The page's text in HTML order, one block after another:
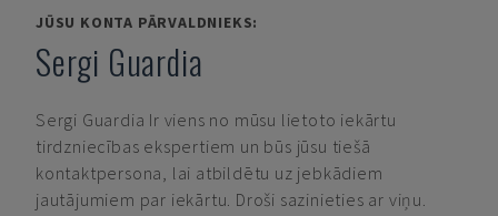
JŪSU KONTA PĀRVALDNIEKS:
Sergi Guardia
Sergi Guardia Ir viens no mūsu lietoto iekārtu
tirdzniecības ekspertiem un būs jūsu tiešā
kontaktpersona, lai atbildētu uz jebkādiem
jautājumiem par iekārtu. Droši sazinieties ar viņu.